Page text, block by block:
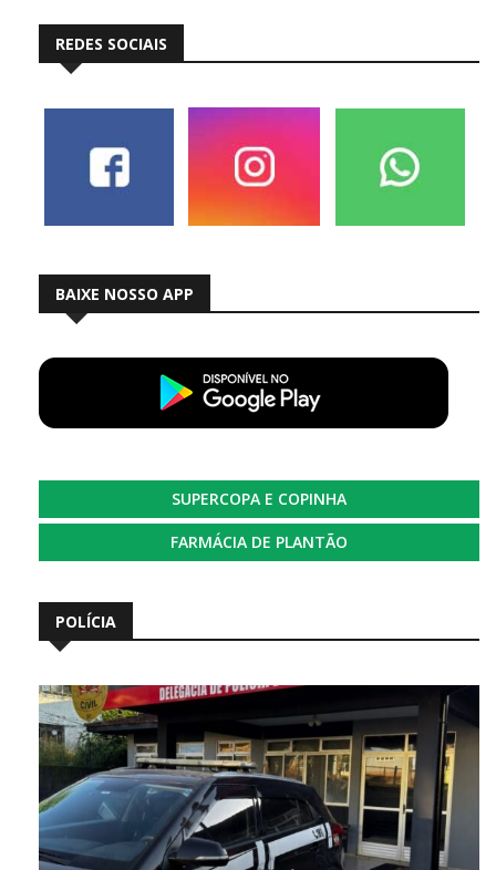
REDES SOCIAIS
BAIXE NOSSO APP
SUPERCOPA E COPINHA
FARMÁCIA DE PLANTÃO
POLÍCIA